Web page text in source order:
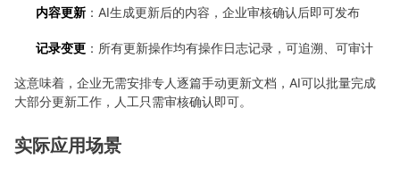
内容更新 ：AI生成更新后的内容，企业审核确认后即可发布
记录变更 ：所有更新操作均有操作日志记录，可追溯、可审计
这意味着，企业无需安排专人逐篇手动更新文档，AI可以批量完成
大部分更新工作，人工只需审核确认即可。
实际应用场景